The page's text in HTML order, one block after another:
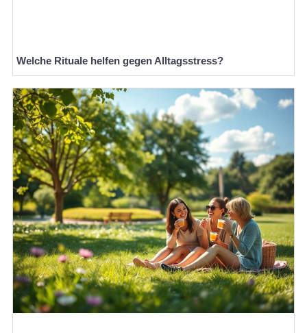
Welche Rituale helfen gegen Alltagsstress?